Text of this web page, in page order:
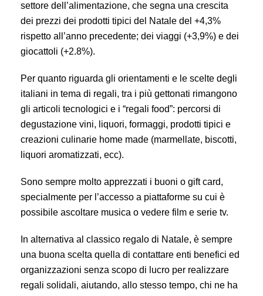
settore dell’alimentazione, che segna una crescita
dei prezzi dei prodotti tipici del Natale del +4,3%
rispetto all’anno precedente; dei viaggi (+3,9%) e dei
giocattoli (+2.8%).
Per quanto riguarda gli orientamenti e le scelte degli
italiani in tema di regali, tra i più gettonati rimangono
gli articoli tecnologici e i “regali food”: percorsi di
degustazione vini, liquori, formaggi, prodotti tipici e
creazioni culinarie home made (marmellate, biscotti,
liquori aromatizzati, ecc).
Sono sempre molto apprezzati i buoni o gift card,
specialmente per l’accesso a piattaforme su cui è
possibile ascoltare musica o vedere film e serie tv.
In alternativa al classico regalo di Natale, è sempre
una buona scelta quella di contattare enti benefici ed
organizzazioni senza scopo di lucro per realizzare
regali solidali, aiutando, allo stesso tempo, chi ne ha